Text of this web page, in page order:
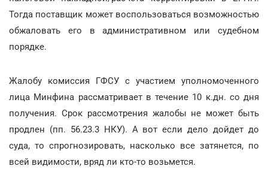
Тогда поставщик может воспользоваться возможностью
обжаловать его в административном или судебном
порядке.
Жалобу комиссия ГФСУ с участием уполномоченного
лица Минфина рассматривает в течение 10 к.дн. со дня
получения. Срок рассмотрения жалобы не может быть
продлен (пп. 56.23.3 НКУ). А вот если дело дойдет до
суда, то спрогнозировать, насколько все затянется, по
всей видимости, вряд ли кто-то возьмется.